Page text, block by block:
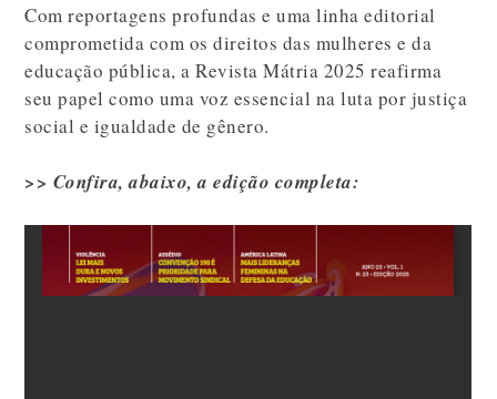
Com reportagens profundas e uma linha editorial
comprometida com os direitos das mulheres e da
educação pública, a Revista Mátria 2025 reafirma
seu papel como uma voz essencial na luta por justiça
social e igualdade de gênero.
>> Confira, abaixo, a edição completa: